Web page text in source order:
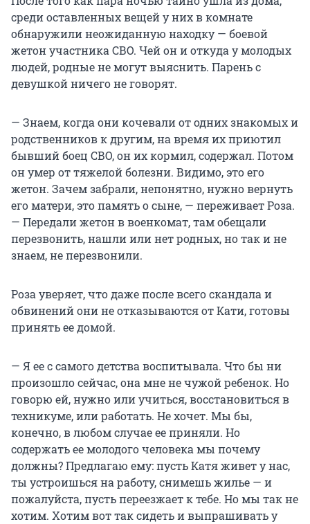
среди оставленных вещей у них в комнате
обнаружили неожиданную находку — боевой
жетон участника СВО. Чей он и откуда у молодых
людей, родные не могут выяснить. Парень с
девушкой ничего не говорят.
— Знаем, когда они кочевали от одних знакомых и
родственников к другим, на время их приютил
бывший боец СВО, он их кормил, содержал. Потом
он умер от тяжелой болезни. Видимо, это его
жетон. Зачем забрали, непонятно, нужно вернуть
его матери, это память о сыне, — переживает Роза.
— Передали жетон в военкомат, там обещали
перезвонить, нашли или нет родных, но так и не
знаем, не перезвонили.
Роза уверяет, что даже после всего скандала и
обвинений они не отказываются от Кати, готовы
принять ее домой.
— Я ее с самого детства воспитывала. Что бы ни
произошло сейчас, она мне не чужой ребенок. Но
говорю ей, нужно или учиться, восстановиться в
техникуме, или работать. Не хочет. Мы бы,
конечно, в любом случае ее приняли. Но
содержать ее молодого человека мы почему
должны? Предлагаю ему: пусть Катя живет у нас,
ты устроишься на работу, снимешь жилье — и
пожалуйста, пусть переезжает к тебе. Но мы так не
хотим. Хотим вот так сидеть и выпрашивать у